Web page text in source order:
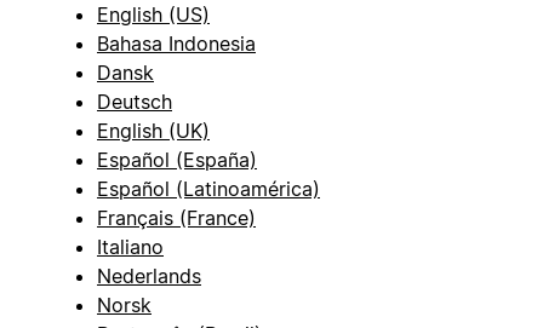
English (US)
Bahasa Indonesia
Dansk
Deutsch
English (UK)
Español (España)
Español (Latinoamérica)
Français (France)
Italiano
Nederlands
Norsk